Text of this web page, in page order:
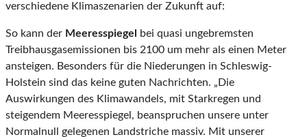
verschiedene Klimaszenarien der Zukunft auf:
So kann der Meeresspiegel
bei quasi ungebremsten
Treibhausgasemissionen bis 2100 um mehr als einen Meter
ansteigen. Besonders für die Niederungen in Schleswig-
Holstein sind das keine guten Nachrichten. „Die
Auswirkungen des Klimawandels, mit Starkregen und
steigendem Meeresspiegel, beanspruchen unsere unter
Normalnull gelegenen Landstriche massiv. Mit unserer